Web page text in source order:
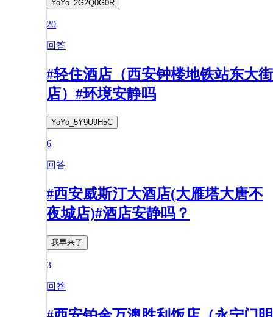
YoYo_2G2Q0G0R
20
回答
#轻住酒店（西安钟楼地铁站东大街
店）#环境安静吗
YoYo_5Y9U9H5C
6
回答
#西安威斯汀大酒店(大雁塔大唐不
夜城店)#酒店安静吗？
我早来了
3
回答